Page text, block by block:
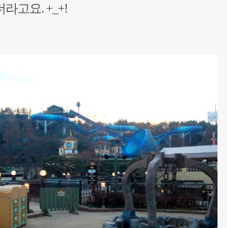
라고요. +_+!